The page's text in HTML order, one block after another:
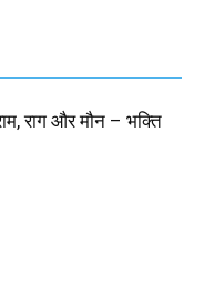
राग और मौन – भक्ति